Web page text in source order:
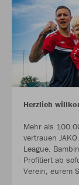
Herzlich
Mehr als
vertrauen
League.
Profitiert ab
Verein, eurem